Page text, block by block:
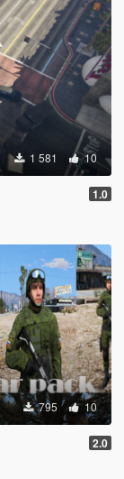
1 581 10
1.0
795 10
2.0